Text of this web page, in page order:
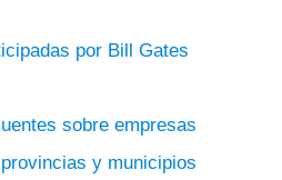
por Bill Gates
sobre empresas
y municipios